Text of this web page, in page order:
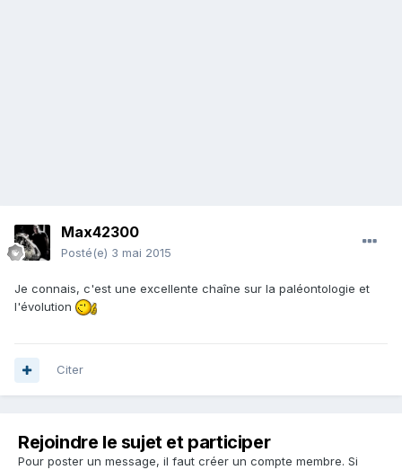
Max42300
Posté(e) 3 mai 2015
Je connais, c'est une excellente chaîne sur la paléontologie et
l'évolution
Citer
Rejoindre le sujet et participer
Pour poster un message, il faut créer un compte membre. Si